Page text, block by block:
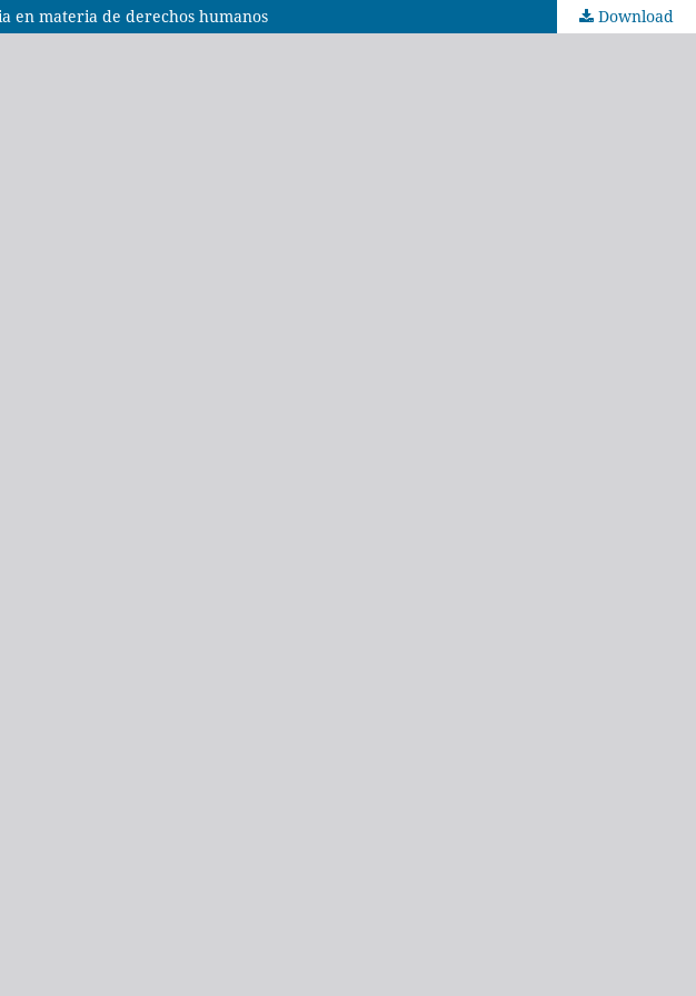
en materia de derechos humanos Download